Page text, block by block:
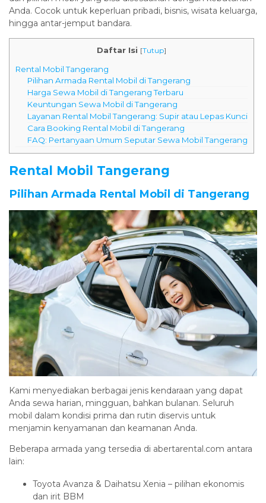
Anda. Cocok untuk keperluan pribadi, bisnis, wisata keluarga,
hingga antar-jemput bandara.
Daftar Isi [Tutup]
Rental Mobil Tangerang
Pilihan Armada Rental Mobil di Tangerang
Harga Sewa Mobil di Tangerang Terbaru
Keuntungan Sewa Mobil di Tangerang
Layanan Rental Mobil Tangerang: Supir atau Lepas Kunci
Cara Booking Rental Mobil di Tangerang
FAQ: Pertanyaan Umum Seputar Sewa Mobil Tangerang
Rental Mobil Tangerang
Pilihan Armada Rental Mobil di Tangerang
Kami menyediakan berbagai jenis kendaraan yang dapat
Anda sewa harian, mingguan, bahkan bulanan. Seluruh
mobil dalam kondisi prima dan rutin diservis untuk
menjamin kenyamanan dan keamanan Anda.
Beberapa armada yang tersedia di abertarental.com antara
lain:
Toyota Avanza & Daihatsu Xenia – pilihan ekonomis
dan irit BBM